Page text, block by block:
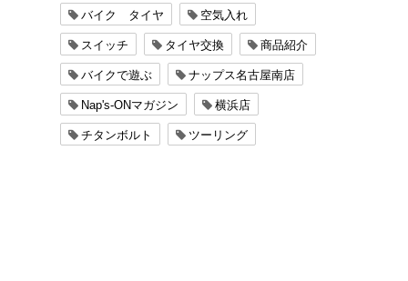
バイク タイヤ 空気入れ
スイッチ タイヤ交換 商品紹介
バイクで遊ぶ ナップス名古屋南店
Nap's-ONマガジン 横浜店
チタンボルト ツーリング